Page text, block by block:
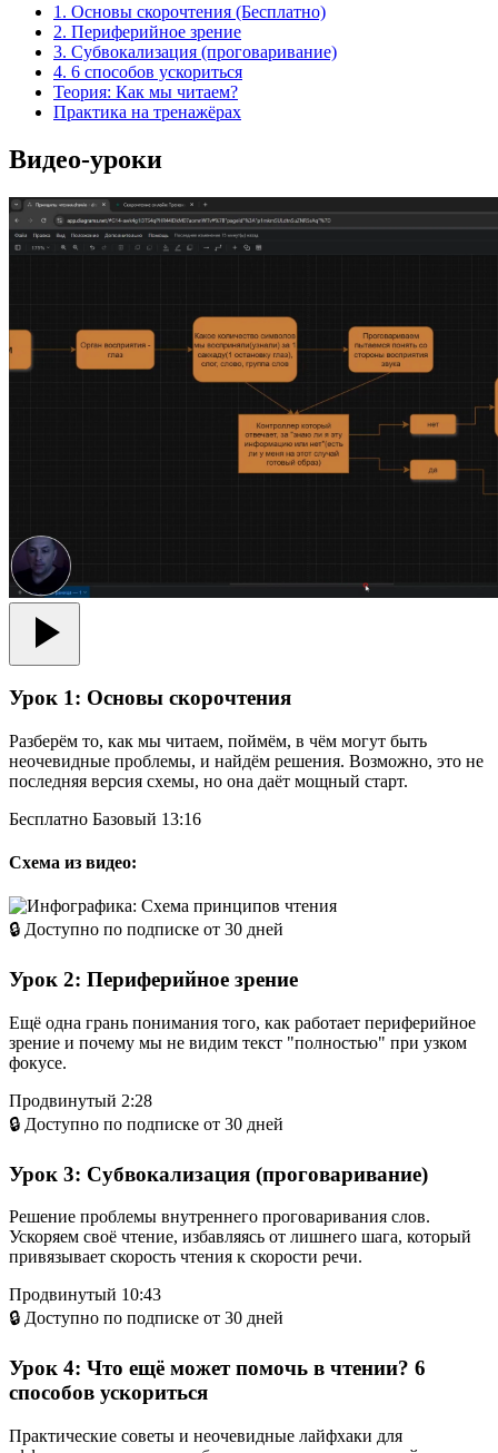
1. Основы скорочтения (Бесплатно)
2. Периферийное зрение
3. Субвокализация (проговаривание)
4. 6 способов ускориться
Теория: Как мы читаем?
Практика на тренажёрах
Видео-уроки
Урок 1: Основы скорочтения
Разберём то, как мы читаем, поймём, в чём могут быть
неочевидные проблемы, и найдём решения. Возможно, это не
последняя версия схемы, но она даёт мощный старт.
Бесплатно Базовый 13:16
Схема из видео:
🔒 Доступно по подписке от 30 дней
Урок 2: Периферийное зрение
Ещё одна грань понимания того, как работает периферийное
зрение и почему мы не видим текст "полностью" при узком
фокусе.
Продвинутый 2:28
🔒 Доступно по подписке от 30 дней
Урок 3: Субвокализация (проговаривание)
Решение проблемы внутреннего проговаривания слов.
Ускоряем своё чтение, избавляясь от лишнего шага, который
привязывает скорость чтения к скорости речи.
Продвинутый 10:43
🔒 Доступно по подписке от 30 дней
Урок 4: Что ещё может помочь в чтении? 6
способов ускориться
Практические советы и неочевидные лайфхаки для